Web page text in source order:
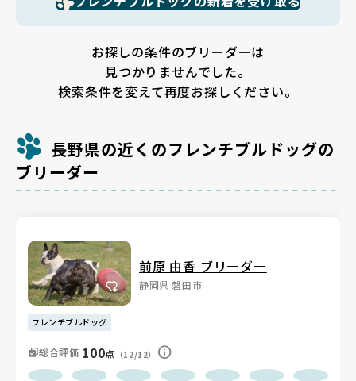
お探しの条件のブリーダーは
見つかりませんでした。
検索条件を変えて再度お探しください。
長野県の近くのフレンチブルドッグの
ブリーダー
前原 由香 ブリーダー
静岡県 磐田市
フレンチブルドッグ
総合評価 100点 （12/12）